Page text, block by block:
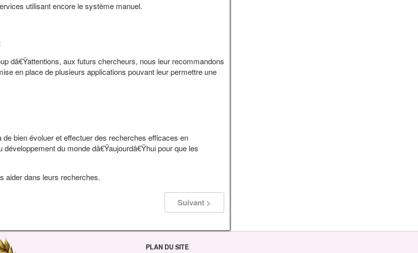
utilisant encore le système manuel.
dâ€Ÿattentions, aux futurs chercheurs, nous leur recommandons
en place de plusieurs applications pouvant leur permettre une
bien évoluer et effectuer des recherches efficaces en
du monde dâ€Ÿaujourdâ€Ÿhui pour que les
les aider dans leurs recherches.
Suivant >
PLAN DU SITE